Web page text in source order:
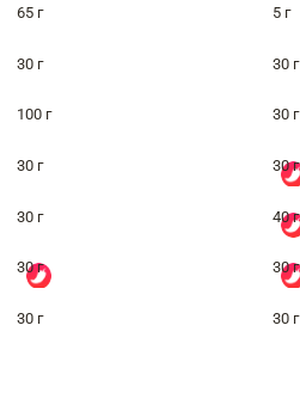
65 г 5 г
30 г 30 г
100 г 30 г
30 г 30 г
30 г 40 г
30 г 30 г
30 г 30 г